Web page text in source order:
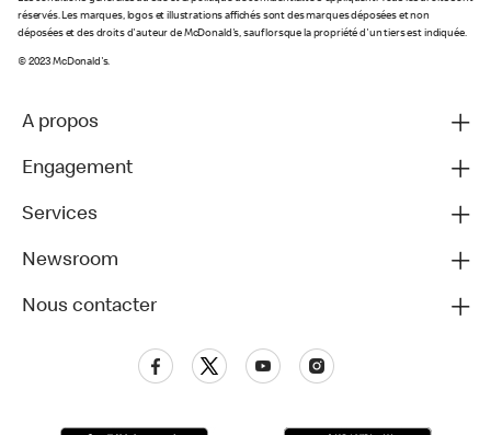
réservés. Les marques, logos et illustrations affichés sont des marques déposées et non
déposées et des droits d'auteur de McDonald's, sauf lorsque la propriété d'un tiers est indiquée.
© 2023 McDonald's.
A propos
Engagement
Services
Newsroom
Nous contacter